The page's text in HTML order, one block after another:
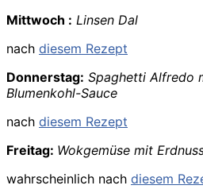
Mittwoch : Linsen Dal
nach diesem Rezept
Donnerstag: Spaghetti Alfredo
Blumenkohl-Sauce
nach diesem Rezept
Freitag: Wokgemüse mit
wahrscheinlich nach diesem